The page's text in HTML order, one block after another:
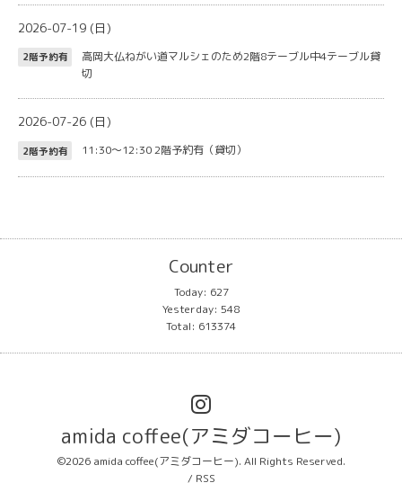
2026-07-19 (日)
2階予約有
高岡大仏ねがい道マルシェのため2階8テーブル中4テーブル貸
切
2026-07-26 (日)
2階予約有 11:30～12:30 2階予約有（貸切）
Counter
Today: 627
Yesterday: 548
Total: 613374
amida coffee(アミダコーヒー)
©2026 amida coffee(アミダコーヒー). All Rights Reserved.
/ RSS